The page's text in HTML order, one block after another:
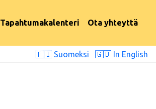
Tapahtumakalenteri Ota yhteyttä
🇫🇮 Suomeksi 🇬🇧 In English